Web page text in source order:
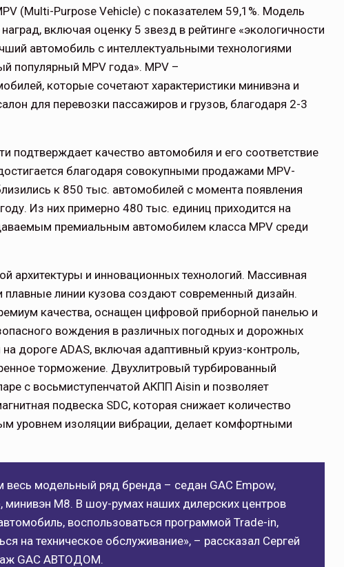
(Multi-Purpose Vehicle) с показателем 59,1%. Модель
включая оценку 5 звезд в рейтинге «экологичности
автомобиль с интеллектуальными технологиями
популярный MPV года». MPV –
которые сочетают характеристики минивэна и
для перевозки пассажиров и грузов, благодаря 2-3
подтверждает качество автомобиля и его соответствие
благодаря совокупными продажами MPV-
к 850 тыс. автомобилей с момента появления
Из них примерно 480 тыс. единиц приходится на
премиальным автомобилем класса MPV среди
архитектуры и инновационных технологий. Массивная
плавные линии кузова создают современный дизайн.
качества, оснащен цифровой приборной панелью и
вождения в различных погодных и дорожных
дороге ADAS, включая адаптивный круиз-контроль,
торможение. Двухлитровый турбированный
с восьмиступенчатой АКПП Aisin и позволяет
подвеска SDC, которая снижает количество
уровнем изоляции вибрации, делает комфортными
модельный ряд бренда – седан GAC Empow,
минивэн M8. В шоу-румах наших дилерских центров
воспользоваться программой Trade-in,
на техническое обслуживание», – рассказал Сергей
GAC АВТОДОМ.
защитой
историческими
но и зона
исполняющая
Нормативно-правовое регулирование страхового
прогрессивных в мире, однако в отдельных
областях требует точечной доработки…